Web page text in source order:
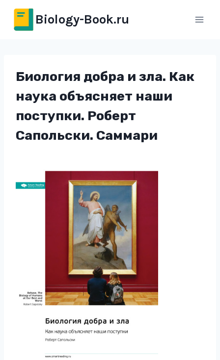
Перейти
содержимому
Biology-Book.ru
Биология добра и зла. Как
наука объясняет наши
поступки. Роберт
Сапольски. Саммари